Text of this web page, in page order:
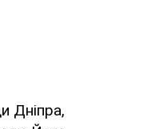
Дніпра,